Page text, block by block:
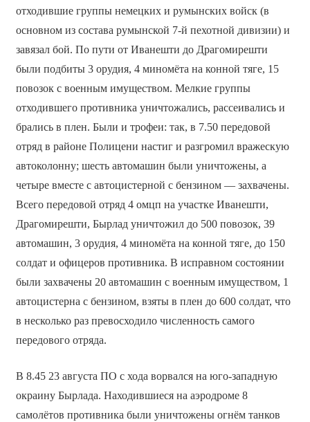
отходившие группы немецких и румынских войск (в
основном из состава румынской 7-й пехотной дивизии) и
завязал бой. По пути от Иванешти до Драгомирешти
были подбиты 3 орудия, 4 миномёта на конной тяге, 15
повозок с военным имуществом. Мелкие группы
отходившего противника уничтожались, рассеивались и
брались в плен. Были и трофеи: так, в 7.50 передовой
отряд в районе Полицени настиг и разгромил вражескую
автоколонну; шесть автомашин были уничтожены, а
четыре вместе с автоцистерной с бензином — захвачены.
Всего передовой отряд 4 омцп на участке Иванешти,
Драгомирешти, Бырлад уничтожил до 500 повозок, 39
автомашин, 3 орудия, 4 миномёта на конной тяге, до 150
солдат и офицеров противника. В исправном состоянии
были захвачены 20 автомашин с военным имуществом, 1
автоцистерна с бензином, взяты в плен до 600 солдат, что
в несколько раз превосходило численность самого
передового отряда.
В 8.45 23 августа ПО с хода ворвался на юго-западную
окраину Бырлада. Находившиеся на аэродроме 8
самолётов противника были уничтожены огнём танков